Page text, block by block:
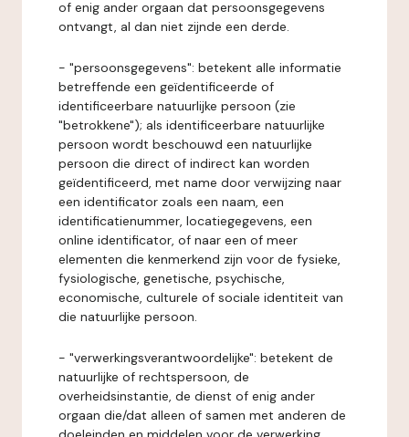
of enig ander orgaan dat persoonsgegevens
ontvangt, al dan niet zijnde een derde.
- "persoonsgegevens": betekent alle informatie
betreffende een geïdentificeerde of
identificeerbare natuurlijke persoon (zie
"betrokkene"); als identificeerbare natuurlijke
persoon wordt beschouwd een natuurlijke
persoon die direct of indirect kan worden
geïdentificeerd, met name door verwijzing naar
een identificator zoals een naam, een
identificatienummer, locatiegegevens, een
online identificator, of naar een of meer
elementen die kenmerkend zijn voor de fysieke,
fysiologische, genetische, psychische,
economische, culturele of sociale identiteit van
die natuurlijke persoon.
- "verwerkingsverantwoordelijke": betekent de
natuurlijke of rechtspersoon, de
overheidsinstantie, de dienst of enig ander
orgaan die/dat alleen of samen met anderen de